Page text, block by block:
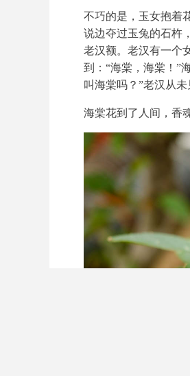
不巧的是，玉女抱着
说边夺过玉兔的石杵
老汉额。老汉有一个
到：“海棠，海棠！”
叫海棠吗？”老汉从
海棠花到了人间，香